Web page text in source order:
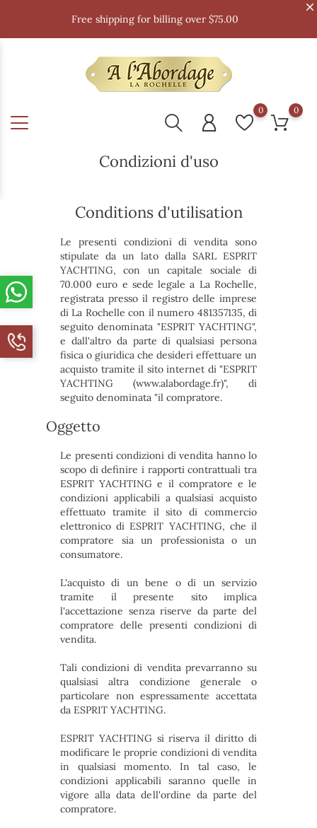
Free shipping for billing over $75.00
0 0
Condizioni d'uso
Conditions d'utilisation
Le presenti condizioni di vendita sono
stipulate da un lato dalla SARL ESPRIT
YACHTING, con un capitale sociale di
70.000 euro e sede legale a La Rochelle,
registrata presso il registro delle imprese
di La Rochelle con il numero 481357135, di
seguito denominata "ESPRIT YACHTING",
e dall'altro da parte di qualsiasi persona
fisica o giuridica che desideri effettuare un
acquisto tramite il sito internet di "ESPRIT
YACHTING (www.alabordage.fr)", di
seguito denominata "il compratore.
Oggetto
Le presenti condizioni di vendita hanno lo
scopo di definire i rapporti contrattuali tra
ESPRIT YACHTING e il compratore e le
condizioni applicabili a qualsiasi acquisto
effettuato tramite il sito di commercio
elettronico di ESPRIT YACHTING, che il
compratore sia un professionista o un
consumatore.
L'acquisto di un bene o di un servizio
tramite il presente sito implica
l'accettazione senza riserve da parte del
compratore delle presenti condizioni di
vendita.
Tali condizioni di vendita prevarranno su
qualsiasi altra condizione generale o
particolare non espressamente accettata
da ESPRIT YACHTING.
ESPRIT YACHTING si riserva il diritto di
modificare le proprie condizioni di vendita
in qualsiasi momento. In tal caso, le
condizioni applicabili saranno quelle in
vigore alla data dell'ordine da parte del
compratore.